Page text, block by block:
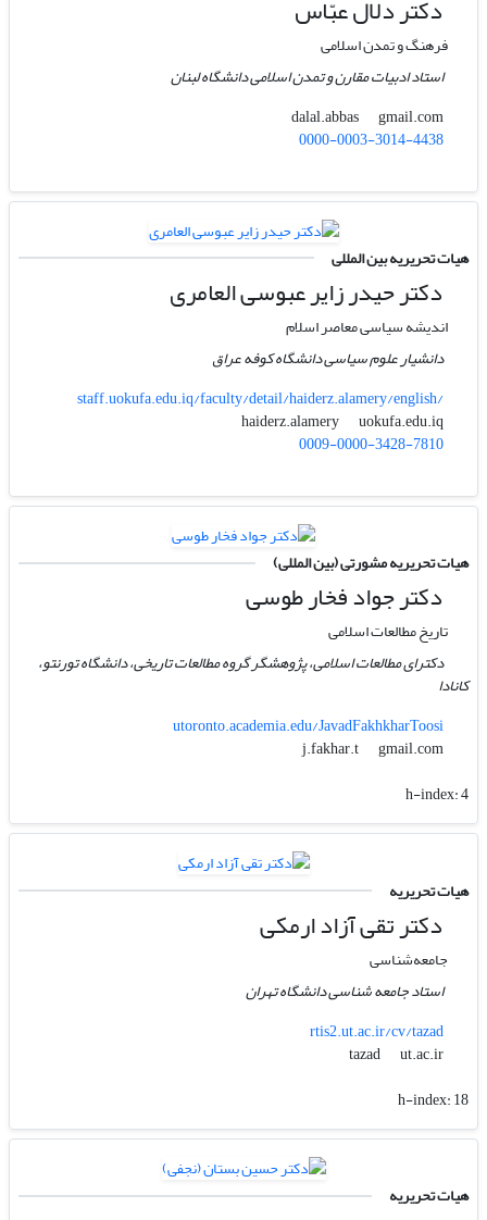
دکتر دلال عبّاس
فرهنگ و تمدن اسلامی
استاد ادبیات مقارن و تمدن اسلامی دانشگاه لبنان
dalal.abbas
gmail.com
0000-0003-3014-4438
هیات تحریریه بین المللی
دکتر حیدر زایر عبوسی العامری
اندیشه سیاسی معاصر اسلام
دانشیار علوم سیاسی دانشگاه کوفه عراق
staff.uokufa.edu.iq/faculty/detail/haiderz.alamery/english/
haiderz.alamery
uokufa.edu.iq
0009-0000-3428-7810
هیات تحریریه مشورتی (بین المللی)
دکتر جواد فخار طوسی
تاریخ مطالعات اسلامی
دکترای مطالعات اسلامی، پژوهشگر گروه مطالعات تاریخی، دانشگاه تورنتو،
کانادا
utoronto.academia.edu/JavadFakhkharToosi
j.fakhar.t
gmail.com
h-index:4
هیات تحریریه
دکتر تقی آزاد ارمکی
جامعه‌شناسی
استاد جامعه شناسی دانشگاه تهران
rtis2.ut.ac.ir/cv/tazad
tazad
ut.ac.ir
h-index:18
هیات تحریریه